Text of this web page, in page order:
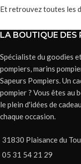
Et retrouvez toutes les
LA BOUTIQUE DES
Spécialiste du goodies
pompiers, marins
Sapeurs Pompiers. Un
pompier ? Vous êtes au
le plein d'idées de
chaque occasion.
31830 Plaisance du
05 31 54 21 29